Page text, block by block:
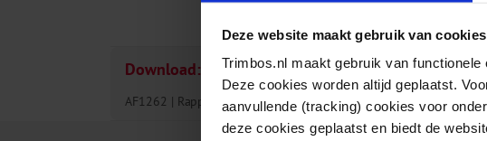
Deze website maakt gebruik van cookies
Trimbos.nl maakt gebruik van
Deze cookies worden altijd geplaatst.
aanvullende (tracking) cookies voor
deze cookies geplaatst en biedt de
Download:
AF1262 Rapporten Drugs 06-10-2025 pdf G. Cruts, M.